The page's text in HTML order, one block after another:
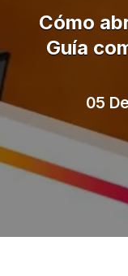
Cómo
Guía
05